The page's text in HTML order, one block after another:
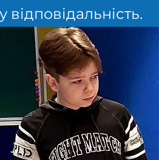
відповідальність.